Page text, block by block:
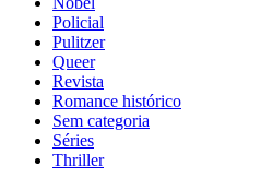
Policial
Pulitzer
Queer
Revista
Romance histórico
Sem categoria
Séries
Thriller